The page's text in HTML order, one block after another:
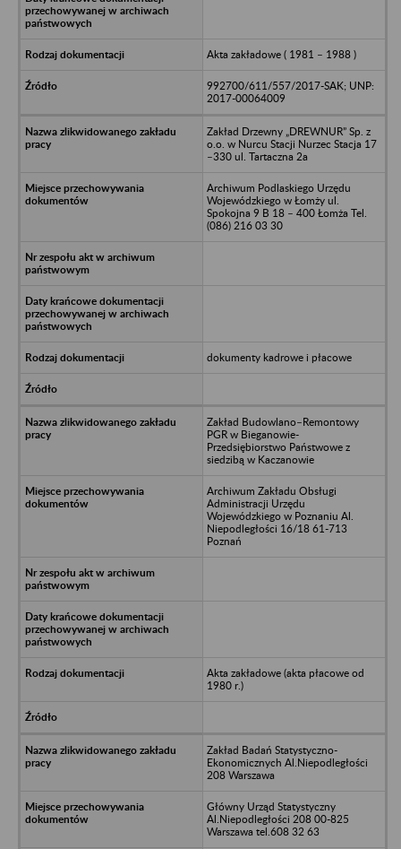
Akta zakładowe ( 1981 – 1988 )
992700/611/557/2017-SAK; UNP:
2017-00064009
Zakład Drzewny „DREWNUR” Sp. z
o.o. w Nurcu Stacji Nurzec Stacja 17
–330 ul. Tartaczna 2a
Archiwum Podlaskiego Urzędu
Wojewódzkiego w Łomży ul.
Spokojna 9 B 18 – 400 Łomża Tel.
(086) 216 03 30
dokumenty kadrowe i płacowe
Zakład Budowlano–Remontowy
PGR w Bieganowie-
Przedsiębiorstwo Państwowe z
siedzibą w Kaczanowie
Archiwum Zakładu Obsługi
Administracji Urzędu
Wojewódzkiego w Poznaniu Al.
Niepodległości 16/18 61-713
Poznań
Akta zakładowe (akta płacowe od
1980 r.)
Zakład Badań Statystyczno-
Ekonomicznych Al.Niepodległości
208 Warszawa
Główny Urząd Statystyczny
Al.Niepodległości 208 00-825
Warszawa tel.608 32 63